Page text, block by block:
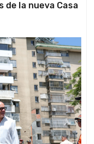
la nueva Casa
en Caracas